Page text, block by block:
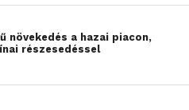
növekedés a hazai piacon,
részesedéssel